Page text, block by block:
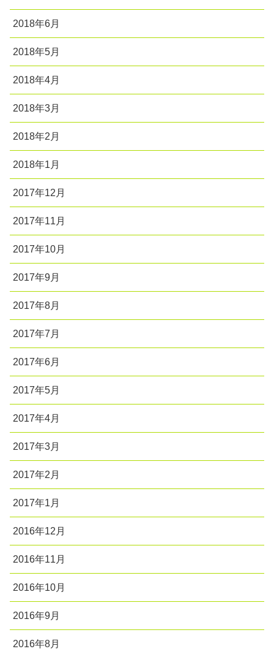
2018年6月
2018年5月
2018年4月
2018年3月
2018年2月
2018年1月
2017年12月
2017年11月
2017年10月
2017年9月
2017年8月
2017年7月
2017年6月
2017年5月
2017年4月
2017年3月
2017年2月
2017年1月
2016年12月
2016年11月
2016年10月
2016年9月
2016年8月